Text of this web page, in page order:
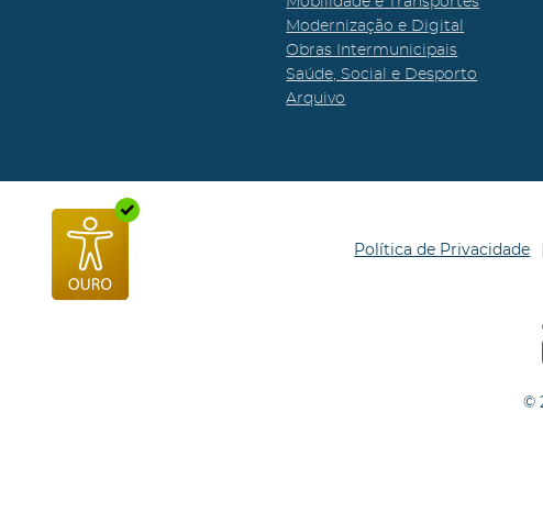
Modernização e Digital
Obras Intermunicipais
Saúde, Social e Desporto
Arquivo
Política de Privacidade
©